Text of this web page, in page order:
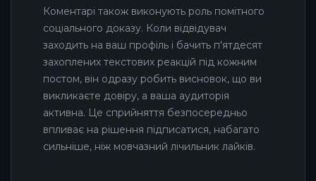
Коментарі також виконують роль помітного
соціального доказу. Коли відвідувач
заходить на ваш профіль і бачить п'ятдесят
захоплених текстових реакцій під кожним
постом, він одразу робить висновок, що ви
викликаєте довіру, а ваша аудиторія
активна. Це сприйняття безпосередньо
впливає на рішення підписатися, набагато
сильніше, ніж мовчазний лічильник лайків.